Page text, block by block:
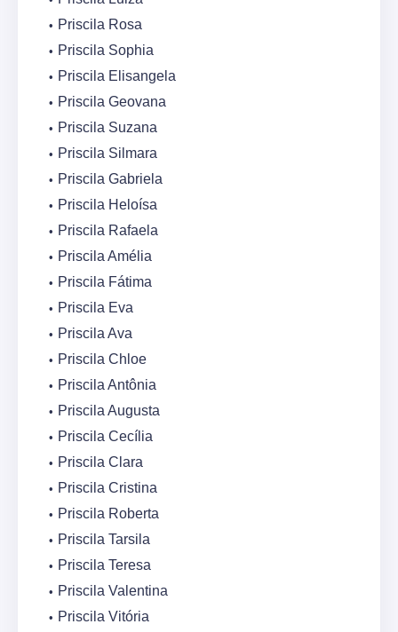
Priscila Rosa
Priscila Sophia
Priscila Elisangela
Priscila Geovana
Priscila Suzana
Priscila Silmara
Priscila Gabriela
Priscila Heloísa
Priscila Rafaela
Priscila Amélia
Priscila Fátima
Priscila Eva
Priscila Ava
Priscila Chloe
Priscila Antônia
Priscila Augusta
Priscila Cecília
Priscila Clara
Priscila Cristina
Priscila Roberta
Priscila Tarsila
Priscila Teresa
Priscila Valentina
Priscila Vitória